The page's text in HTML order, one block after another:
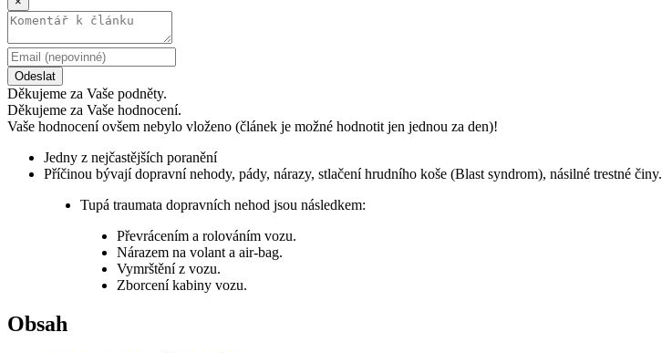
Odeslat
Děkujeme za Vaše podněty.
Děkujeme za Vaše hodnocení.
Vaše hodnocení ovšem nebylo vloženo (článek je možné hodnotit jen jednou za den)!
Jedny z nejčastějších poranění
Příčinou bývají dopravní nehody, pády, nárazy, stlačení hrudního koše (Blast syndrom), násilné trestné činy.
Tupá traumata dopravních nehod jsou následkem:
Převrácením a rolováním vozu.
Nárazem na volant a air-bag.
Vymrštění z vozu.
Zborcení kabiny vozu.
Obsah